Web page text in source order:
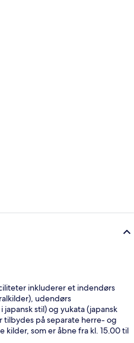
inkluderer et indendørs
udendørs
japansk stil) og yukata (japansk
tilbydes på separate herre- og
kilder, som er åbne fra kl. 15.00 til